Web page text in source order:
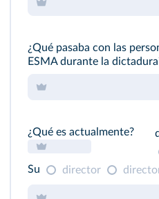
¿Qué pasaba con las
ESMA durante la
¿Qué es actualmente?
Su
director